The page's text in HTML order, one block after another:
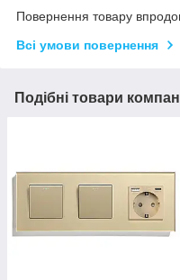
Повернення товару
Всі умови повернення
Подібні товари